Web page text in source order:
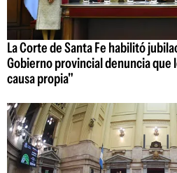
La Corte de Santa Fe habilitó
Gobierno provincial denuncia que
causa propia"